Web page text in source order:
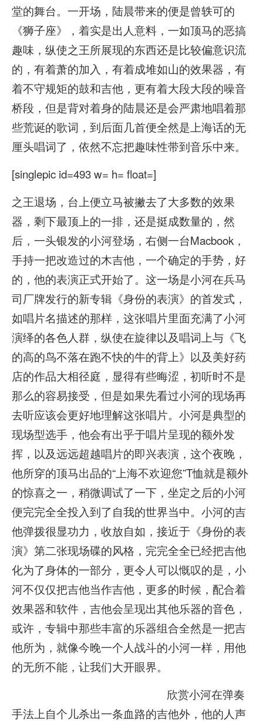
堂的舞台。一开场，陆晨带来的便是曾轶可的
《狮子座》，着实是出人意料，一如顶马的恶搞
趣味，纵使之王所展现的东西还是比较偏意识流
的，有着萧的加入，有着成堆如山的效果器，有
着不守规矩的鼓和吉他，更有着大段大段的噪音
桥段，但是背对着身的陆晨还是会严肃地唱着那
些荒诞的歌词，到后面几首便全然是上海话的无
厘头唱词了，依然不忘把趣味性带到音乐中来。
[singlepic id=493 w= h= float=]
之王退场，台上便立马被撇去了大多数的效果
器，剩下最顶上的一排，还是挺成数量的，然
后，一头银发的小河登场，右侧一台Macbook，
手持一把改造过的木吉他，一个确定的手势，好
的，他的表演正式开始了。这一场是小河在兵马
司厂牌发行的新专辑《身份的表演》的首发式，
如唱片名描述的那样，这张唱片里面充满了小河
演绎的各色人群，纵使在旋律以及唱词上与《飞
的高的鸟不落在跑不快的牛的背上》以及美好药
店的作品大相径庭，显得有些晦涩，初听时不是
那么的容易接受，但是如果先看过小河的现场再
去听应该会更好地理解这张唱片。小河是典型的
现场型选手，他会有出乎于唱片呈现的额外发
挥，以及远远超越唱片的即兴表演，这个夜晚，
他所穿的顶马出品的“上海不欢迎您”T恤就是额外
的惊喜之一，稍微调试了一下，坐定之后的小河
便完完全全投入到了自我的世界当中。小河的吉
他弹拨很显功力，收放自如，接近于《身份的表
演》第二张现场碟的风格，完完全全已经把吉他
化为了身体的一部分，更令人可以慨叹的是，小
河不仅仅把吉他当作吉他，更多的时候，配合着
效果器和软件，吉他会呈现出其他乐器的音色，
或许，专辑中那些丰富的乐器组合全然是一把吉
他所为，就像今晚一个人战斗的小河一样，用他
的无所不能，让我们大开眼界。
欣赏小河在弹奏
手法上自个儿杀出一条血路的吉他外，他的人声